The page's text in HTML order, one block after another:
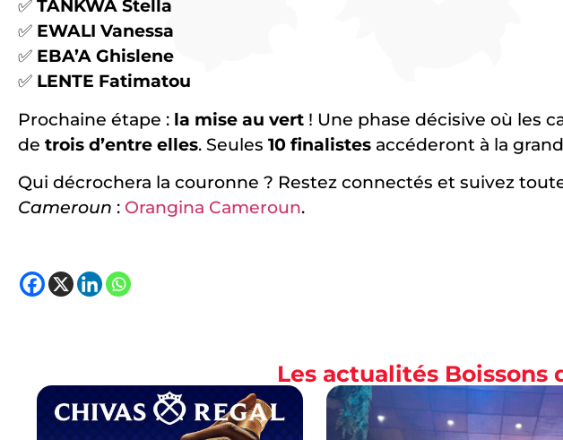
✅ TANKWA Stella
✅ EWALI Vanessa
✅ EBA’A Ghislene
✅ LENTE Fatimatou
Prochaine étape : la mise au vert ! Une phase décisive où les
de trois d’entre elles. Seules 10 finalistes accéderont à la
Qui décrochera la couronne ? Restez connectés et suivez
Cameroun : Orangina Cameroun.
Les actualités Boissons